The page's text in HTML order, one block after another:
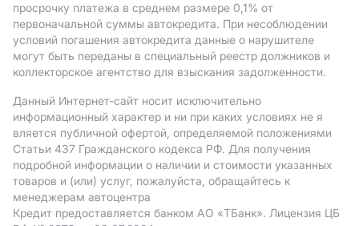
просрочку платежа в среднем размере 0,1% от
первоначальной суммы автокредита. При несоблюдении
условий погашения автокредита данные о нарушителе
могут быть переданы в специальный реестр должников и
коллекторское агентство для взыскания задолженности.
Данный Интернет-сайт носит исключительно
информационный характер и ни при каких условиях не я
вляется публичной офертой, определяемой положениями
Статьи 437 Гражданского кодекса РФ. Для получения
подробной информации о наличии и стоимости указанных
товаров и (или) услуг, пожалуйста, обращайтесь к
менеджерам автоцентра
Кредит предоставляется банком АO «ТБанк». Лицензия ЦБ